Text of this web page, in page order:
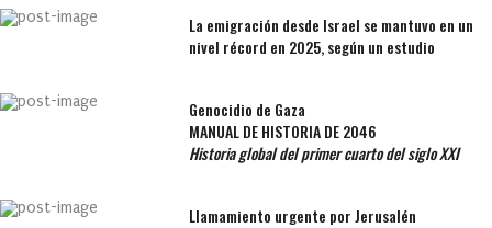
La emigración desde Israel se mantuvo en un
nivel récord en 2025, según un estudio
Genocidio de Gaza
MANUAL DE HISTORIA DE 2046
Historia global del primer cuarto del siglo XXI
Llamamiento urgente por Jerusalén